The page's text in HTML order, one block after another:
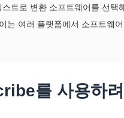
트로 변환 소프트웨어를 선택
는 여러 플랫폼에서 소프트웨
를 사용하